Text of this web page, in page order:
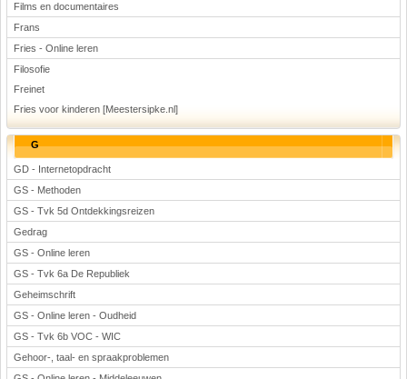
Films en documentaires
Frans
Fries - Online leren
Filosofie
Freinet
Fries voor kinderen [Meestersipke.nl]
G
GD - Internetopdracht
GS - Methoden
GS - Tvk 5d Ontdekkingsreizen
Gedrag
GS - Online leren
GS - Tvk 6a De Republiek
Geheimschrift
GS - Online leren - Oudheid
GS - Tvk 6b VOC - WIC
Gehoor-, taal- en spraakproblemen